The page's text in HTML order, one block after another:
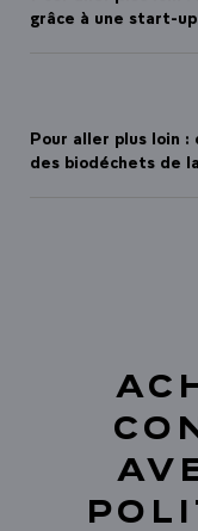
grâce à une start-
Pour aller plus loin
des biodéchets de